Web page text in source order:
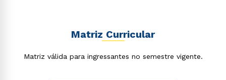
Matriz Curricular
Matriz válida para ingressantes no semestre vigente.